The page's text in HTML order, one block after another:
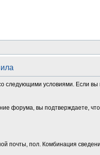
следующими условиями. Если
форума, вы подтверждаете,
почты, пол. Комбинация